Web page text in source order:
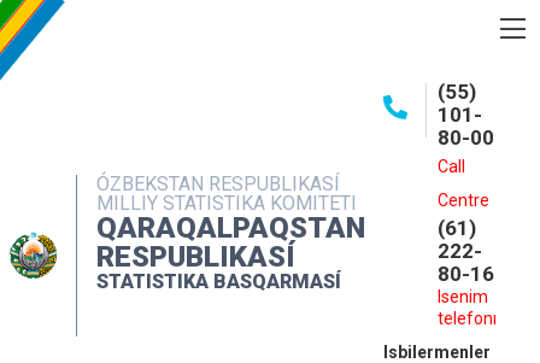
ÓZBEKSTAN RESPUBLIKASÍ
MILLIY STATISTIKA KOMITETI
QARAQALPAQSTAN
RESPUBLIKASÍ
STATISTIKA BASQARMASÍ
(55)
101-
80-00
Call
Centre
(61)
222-
80-16
Isenim
telefonı
Isbilermenler
INTERAKTIV XIZMETLER
MÁLIMLEME XIZMETI
MÚRÁJAATLAR